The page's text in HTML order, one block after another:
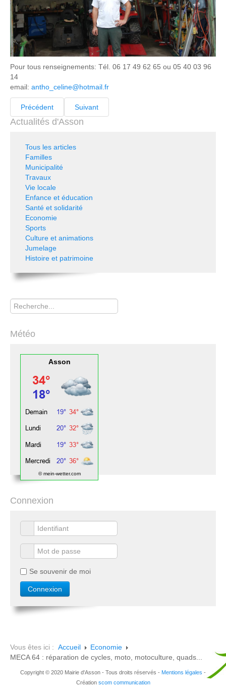
Pour tous renseignements: Tél. 06 17 49 62 65 ou 05 40 03 96
14
email: antho_celine@hotmail.fr
Précédent Suivant
Actualités d'Asson
Tous les articles
Familles
Municipalité
Travaux
Vie locale
Enfance et éducation
Santé et solidarité
Economie
Sports
Culture et animations
Jumelage
Histoire et patrimoine
Rechercher
Météo
Asson
© mein-wetter.com
Connexion
Se souvenir de moi
Vous êtes ici : Accueil
Economie
MECA 64 : réparation de cycles, moto, motoculture, quads...
Copyright © 2020 Mairie d'Asson - Tous droits réservés - Mentions légales -
Création scom communication